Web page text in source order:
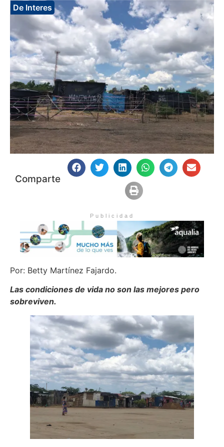
De Interes
Comparte
Publicidad
Por: Betty Martínez Fajardo.
Las condiciones de vida no son las mejores pero
sobreviven.